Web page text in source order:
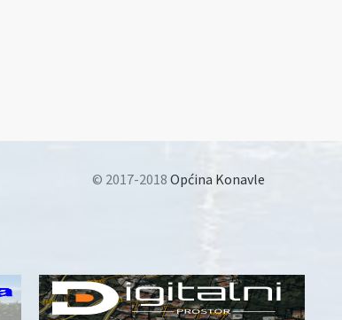
© 2017-2018 Općina Konavle